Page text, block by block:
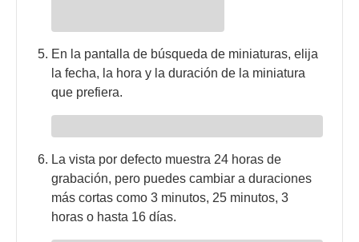
En la pantalla de búsqueda de miniaturas, elija
la fecha, la hora y la duración de la miniatura
que prefiera.
La vista por defecto muestra 24 horas de
grabación, pero puedes cambiar a duraciones
más cortas como 3 minutos, 25 minutos, 3
horas o hasta 16 días.